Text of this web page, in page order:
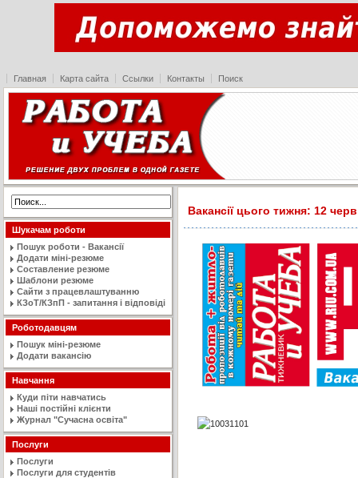
Главная Карта сайта Ссылки Контакты Поиск
Шукачам роботи
Пошук роботи - Вакансії
Додати міні-резюме
Составление резюме
Шаблони резюме
Сайти з працевлаштуванню
КЗоТ/КЗпП - запитання і відповіді
Роботодавцям
Пошук міні-резюме
Додати вакансію
Навчання
Куди піти навчатись
Наші постійні клієнти
Журнал "Сучасна освiта"
Послуги
Послуги
Послуги для студентів
Вакансії цього тижня: 12